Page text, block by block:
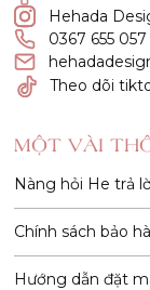
Hehada
0367 655
Theo dõi
MỘT VÀI
Nàng hỏi He trả
Chính sách bảo
Hướng dẫn đặt